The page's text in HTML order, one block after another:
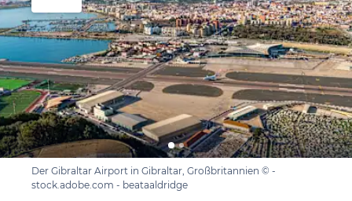
Der Gibraltar Airport in Gibraltar, Großbritannien © -
stock.adobe.com - beataaldridge